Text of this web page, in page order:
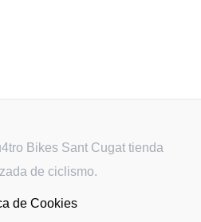
Bikes Sant Cugat tienda
de ciclismo.
de Cookies